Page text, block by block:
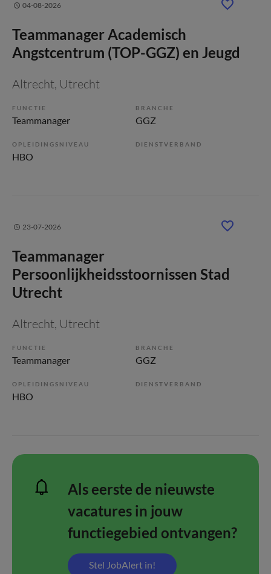
04-08-2026
Teammanager Academisch
Angstcentrum (TOP-GGZ) en Jeugd
Altrecht, Utrecht
FUNCTIE
Teammanager
BRANCHE
GGZ
OPLEIDINGSNIVEAU
HBO
DIENSTVERBAND
23-07-2026
Teammanager
Persoonlijkheidsstoornissen Stad
Utrecht
Altrecht, Utrecht
FUNCTIE
Teammanager
BRANCHE
GGZ
OPLEIDINGSNIVEAU
HBO
DIENSTVERBAND
Als eerste de nieuwste
vacatures in jouw
functiegebied ontvangen?
Stel JobAlert in!